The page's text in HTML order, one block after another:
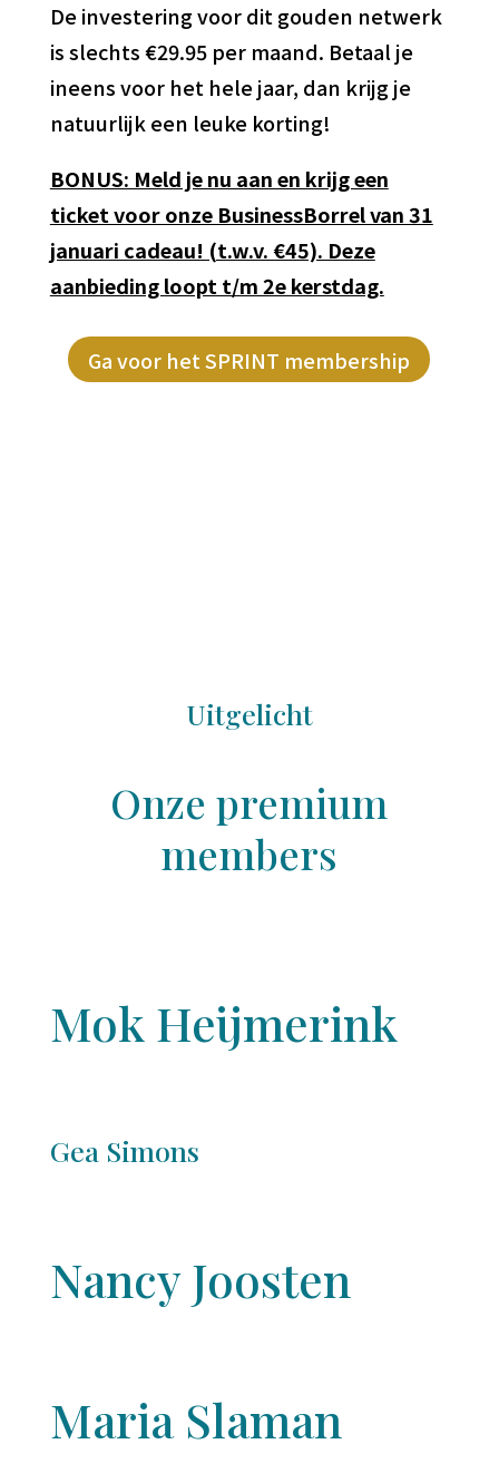
De investering voor dit gouden netwerk
is slechts €29.95 per maand. Betaal je
ineens voor het hele jaar, dan krijg je
natuurlijk een leuke korting!
BONUS: Meld je nu aan en krijg een
ticket voor onze BusinessBorrel van 31
januari cadeau! (t.w.v. €45). Deze
aanbieding loopt t/m 2e kerstdag.
Ga voor het SPRINT membership
Uitgelicht
Onze premium
members
Mok Heijmerink
Gea Simons
Nancy Joosten
Maria Slaman